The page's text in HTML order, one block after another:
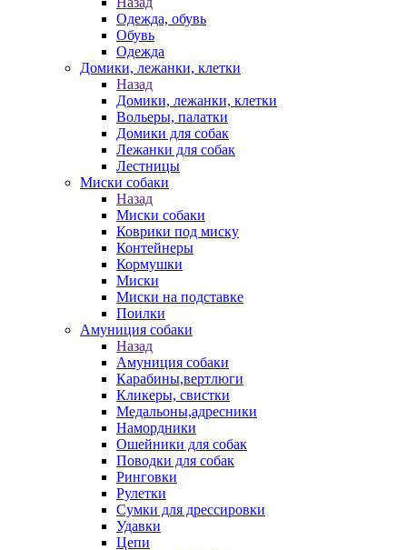
Одежда, обувь
Обувь
Одежда
Домики, лежанки, клетки
Назад
Домики, лежанки, клетки
Вольеры, палатки
Домики для собак
Лежанки для собак
Лестницы
Миски собаки
Назад
Миски собаки
Коврики под миску
Контейнеры
Кормушки
Миски
Миски на подставке
Поилки
Амуниция собаки
Назад
Амуниция собаки
Карабины,вертлюги
Кликеры, свистки
Медальоны,адресники
Намордники
Ошейники для собак
Поводки для собак
Ринговки
Рулетки
Сумки для дрессировки
Удавки
Цепи